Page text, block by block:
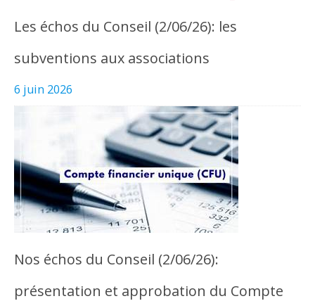
Les échos du Conseil (2/06/26): les
subventions aux associations
6 juin 2026
Nos échos du Conseil (2/06/26):
présentation et approbation du Compte